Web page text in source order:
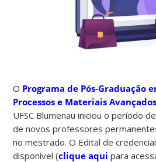
O Programa de Pós-Graduação
Processos e Materiais
UFSC Blumenau iniciou o período
de novos professores
no mestrado. O Edital de
disponível (clique aqui para